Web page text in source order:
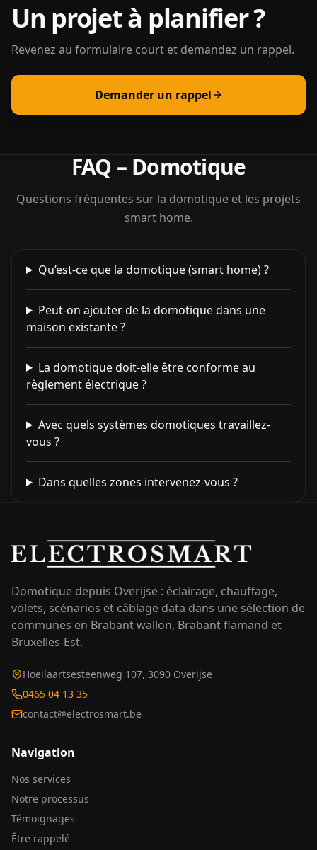
Un projet à planifier ?
Revenez au formulaire court et demandez un rappel.
Demander un rappel
FAQ – Domotique
Questions fréquentes sur la domotique et les projets
smart home.
Qu’est-ce que la domotique (smart home) ?
Peut-on ajouter de la domotique dans une
maison existante ?
La domotique doit-elle être conforme au
règlement électrique ?
Avec quels systèmes domotiques travaillez-
vous ?
Dans quelles zones intervenez-vous ?
Domotique depuis Overijse : éclairage, chauffage,
volets, scénarios et câblage data dans une sélection de
communes en Brabant wallon, Brabant flamand et
Bruxelles-Est.
Hoeilaartsesteenweg 107, 3090 Overijse
0465 04 13 35
contact@electrosmart.be
Navigation
Nos services
Notre processus
Témoignages
Être rappelé